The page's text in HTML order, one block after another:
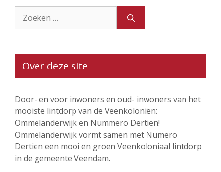
naar:
Over deze site
Door- en voor inwoners en oud- inwoners van het
mooiste lintdorp van de Veenkoloniën:
Ommelanderwijk en Nummero Dertien!
Ommelanderwijk vormt samen met Numero
Dertien een mooi en groen Veenkoloniaal lintdorp
in de gemeente Veendam.